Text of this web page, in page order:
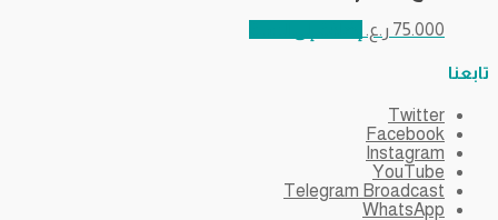
75.000 ر.ع.
تابعنا
Twitter
Facebook
Instagram
YouTube
Telegram Broadcast
WhatsApp